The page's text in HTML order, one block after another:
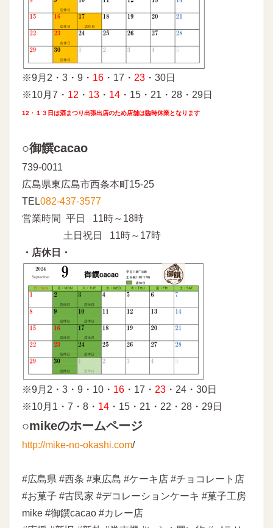
※9月2・3・9・ 16 ・17・ 23 ・30日
※10月7・ 12 ・ 13 ・ 14 ・15・21・28・29日
12・１３日は酒まつり出張出店のため店舗は臨時休業となります
○御饌cacao
739-0011
広島県東広島市西条本町15-25
TEL082-437-3577
営業時間 平日 11時～18時
土日祝日 11時～17時
・店休日・
※9月2・3・9・10・ 16 ・17・ 23 ・24・30日
※10月1・7・8・ 14 ・15・21・22・28・29日
○mikeのホームページ
http://mike-no-okashi.com/
#広島県 #西条 #東広島 #ケーキ店 #チョコレート店
#お菓子 #古民家 #デコレーションケーキ #菓子工房
mike #御饌cacao #カレー店